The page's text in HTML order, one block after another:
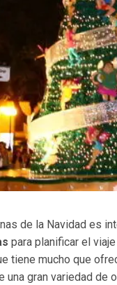
de la Navidad es
para planificar el
tiene mucho que
una gran variedad de